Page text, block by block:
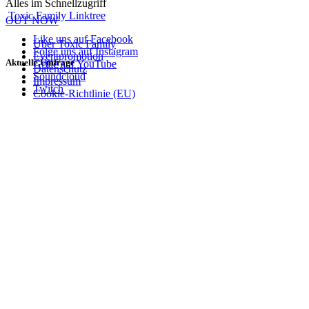
Alles im Schnellzugriff
Toxic Family Linktree
Like uns auf Facebook
Folge uns auf Instagram
Grille auf YouTube
Soundcloud
Twitch
Aktuelle Umfrage
OUT NOW
Über Toxic Family
Eventpromotion
Datenschutz
Impressum
Cookie-Richtlinie (EU)